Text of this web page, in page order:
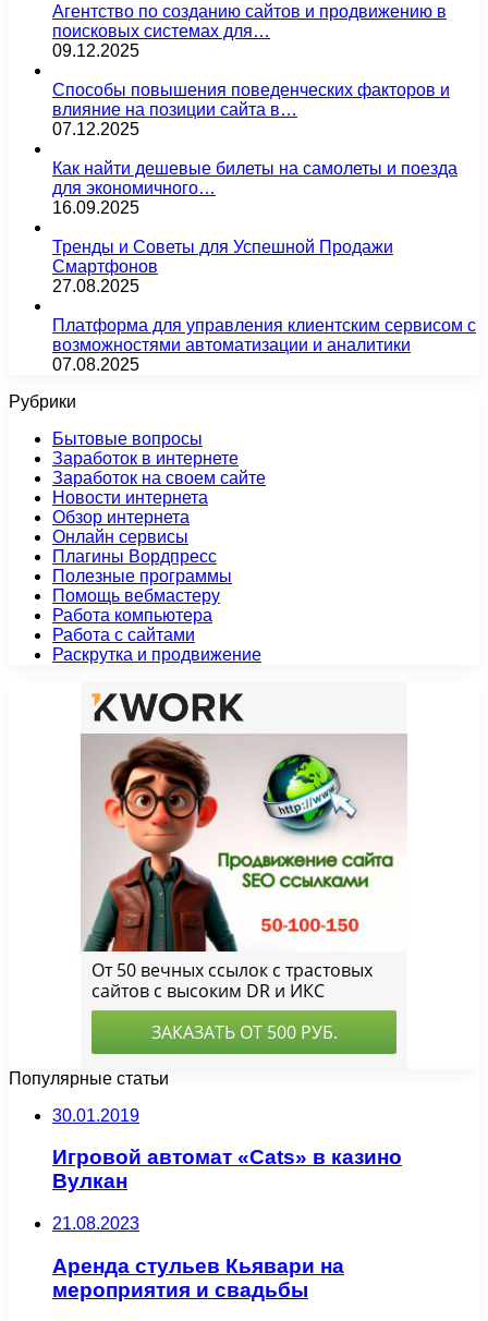
Агентство по созданию сайтов и продвижению в
поисковых системах для…
09.12.2025
Способы повышения поведенческих факторов и
влияние на позиции сайта в…
07.12.2025
Как найти дешевые билеты на самолеты и поезда
для экономичного…
16.09.2025
Тренды и Советы для Успешной Продажи
Смартфонов
27.08.2025
Платформа для управления клиентским сервисом с
возможностями автоматизации и аналитики
07.08.2025
Рубрики
Бытовые вопросы
Заработок в интернете
Заработок на своем сайте
Новости интернета
Обзор интернета
Онлайн сервисы
Плагины Вордпресс
Полезные программы
Помощь вебмастеру
Работа компьютера
Работа с сайтами
Раскрутка и продвижение
Популярные статьи
30.01.2019
Игровой автомат «Cats» в казино
Вулкан
21.08.2023
Аренда стульев Кьявари на
мероприятия и свадьбы